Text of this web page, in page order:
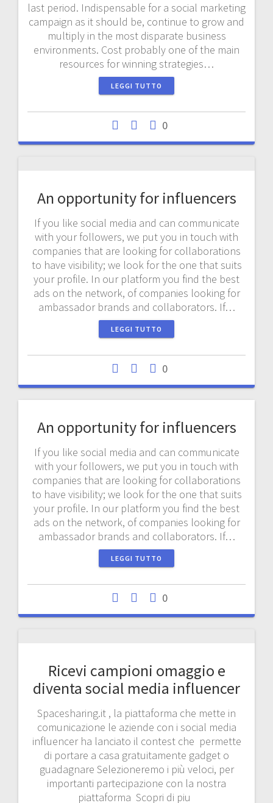
last period. Indispensable for a social marketing
campaign as it should be, continue to grow and
multiply in the most disparate business
environments. Cost probably one of the main
resources for winning strategies…
LEGGI TUTTO
0
An opportunity for influencers
If you like social media and can communicate
with your followers, we put you in touch with
companies that are looking for collaborations
to have visibility; we look for the one that suits
your profile. In our platform you find the best
ads on the network, of companies looking for
ambassador brands and collaborators. If…
LEGGI TUTTO
0
An opportunity for influencers
If you like social media and can communicate
with your followers, we put you in touch with
companies that are looking for collaborations
to have visibility; we look for the one that suits
your profile. In our platform you find the best
ads on the network, of companies looking for
ambassador brands and collaborators. If…
LEGGI TUTTO
0
Ricevi campioni omaggio e
diventa social media influencer
Spacesharing.it , la piattaforma che mette in
comunicazione le aziende con i social media
influencer ha lanciato il contest che permette
di portare a casa gratuitamente gadget o
guadagnare Selezioneremo i più veloci, per
importanti partecipazione con la nostra
piattaforma Scopri di piu